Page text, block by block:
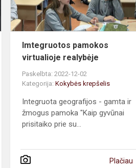
Imtegruotos pamokos
virtualioje realybėje
Paskelbta: 2022-12-02
Kategorija:Kokybės krepšelis
Integruota geografijos - gamta ir
žmogus pamoka "Kaip gyvūnai
prisitaiko prie su...
Plačiau